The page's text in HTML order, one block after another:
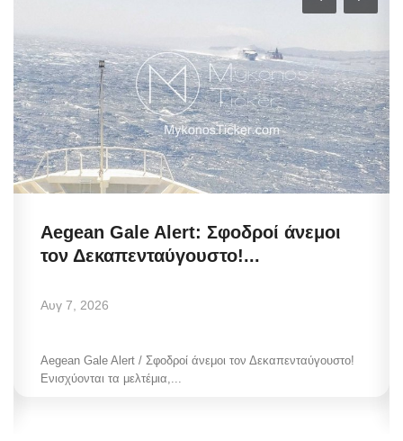
Aegean Gale Alert: Σφοδροί άνεμοι
τον Δεκαπενταύγουστο!...
Αυγ 7, 2026
Aegean Gale Alert / Σφοδροί άνεμοι τον Δεκαπενταύγουστο!
Ενισχύονται τα μελτέμια,...